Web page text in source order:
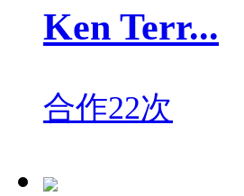
Ken Terr...
合作22次